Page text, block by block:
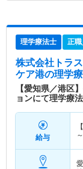
理学療法士 正職
株式会社トラ
ケア港の理学
【愛知県／港区
ョンにて理学療
給与
～